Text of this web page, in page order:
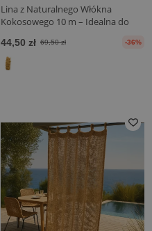
Lina z Naturalnego Włókna
Kokosowego 10 m – Idealna do
Przeciwsłonecznych
44,50 zł 69,50 zł -36%